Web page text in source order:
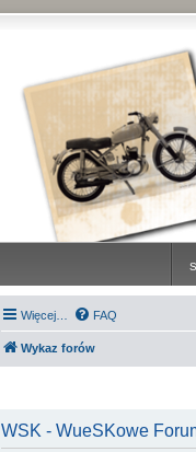
Więcej… FAQ
Wykaz forów
WSK - WueSKowe